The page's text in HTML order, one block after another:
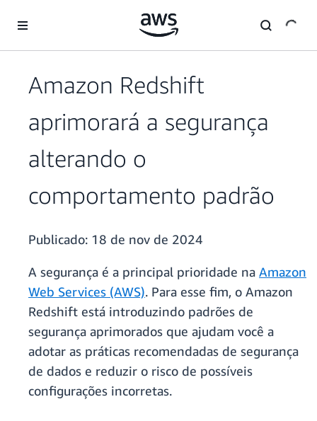
Pular para o conteúdo principal
Amazon Redshift
aprimorará a segurança
alterando o
comportamento padrão
Publicado: 18 de nov de 2024
A segurança é a principal prioridade na Amazon
Web Services (AWS). Para esse fim, o Amazon
Redshift está introduzindo padrões de
segurança aprimorados que ajudam você a
adotar as práticas recomendadas de segurança
de dados e reduzir o risco de possíveis
configurações incorretas.